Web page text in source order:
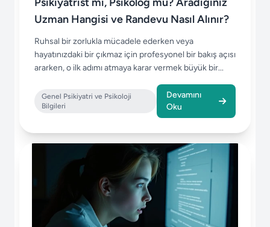
Uzman Hangisi ve Randevu Nasıl Alınır?
Ruhsal bir zorlukla mücadele ederken veya
hayatınızdaki bir çıkmaz için profesyonel bir bakış açısı
ararken, o ilk adımı atmaya karar vermek büyük bir...
Genel Psikiyatri ve Psikoloji
Bilgileri
Devamını
Oku